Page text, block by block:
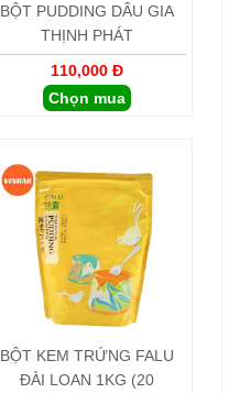
BỘT PUDDING DÂU GIA
THỊNH PHÁT
110,000 Đ
Chọn mua
BỘT KEM TRỨNG FALU
ĐÀI LOAN 1KG (20